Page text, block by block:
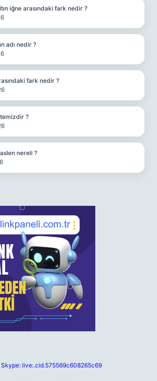
iğne arasındaki fark nedir ?
adı nedir ?
fark nedir ?
?
nereli ?
Skype: live:.cid.575569c608265c69